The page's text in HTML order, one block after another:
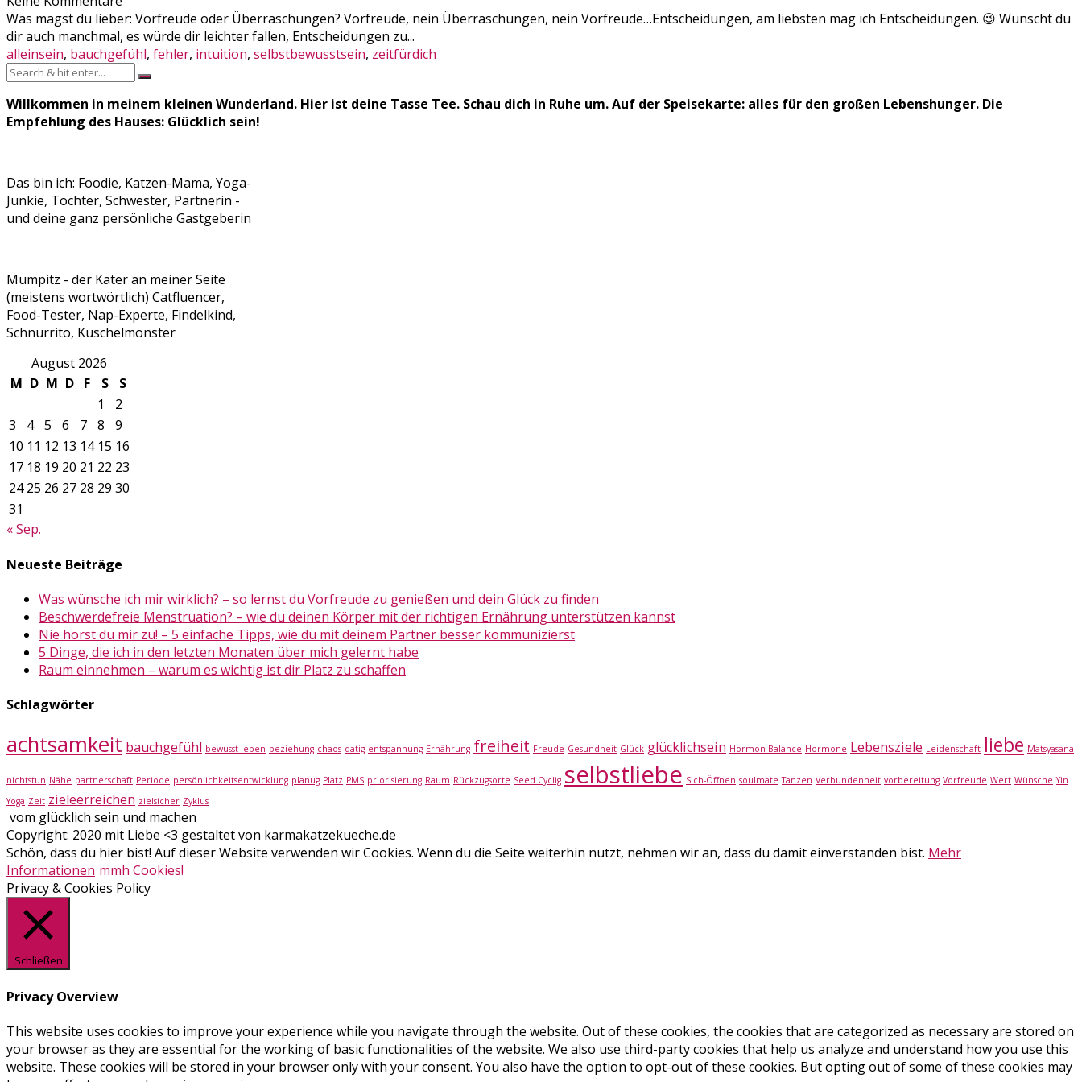
Was magst du lieber: Vorfreude oder Überraschungen? Vorfreude, nein Überraschungen, nein Vorfreude…Entscheidungen, am liebsten mag ich Entscheidungen. 😉 Wünscht du
dir auch manchmal, es würde dir leichter fallen, Entscheidungen zu...
alleinsein, bauchgefühl, fehler, intuition, selbstbewusstsein, zeitfürdich
Willkommen in meinem kleinen Wunderland. Hier ist deine Tasse Tee. Schau dich in Ruhe um. Auf der Speisekarte: alles für den großen Lebenshunger. Die
Empfehlung des Hauses: Glücklich sein!
Das bin ich: Foodie, Katzen-Mama, Yoga-
Junkie, Tochter, Schwester, Partnerin -
und deine ganz persönliche Gastgeberin
Mumpitz - der Kater an meiner Seite
(meistens wortwörtlich) Catfluencer,
Food-Tester, Nap-Experte, Findelkind,
Schnurrito, Kuschelmonster
August 2026
M D M D F S
S
1
2
3
4 5 6 7 8
9
10 11 12 13 14 15 16
17 18 19 20 21 22 23
24 25 26 27 28 29 30
31
« Sep.
Neueste Beiträge
Was wünsche ich mir wirklich? – so lernst du Vorfreude zu genießen und dein Glück zu finden
Beschwerdefreie Menstruation? – wie du deinen Körper mit der richtigen Ernährung unterstützen kannst
Nie hörst du mir zu! – 5 einfache Tipps, wie du mit deinem Partner besser kommunizierst
5 Dinge, die ich in den letzten Monaten über mich gelernt habe
Raum einnehmen – warum es wichtig ist dir Platz zu schaffen
Schlagwörter
achtsamkeit bauchgefühl bewusst leben beziehung chaos datig entspannung Ernährung freiheit Freude Gesundheit Glück glücklichsein Hormon Balance Hormone Lebensziele Leidenschaft liebe Matsyasana
nichtstun Nähe partnerschaft Periode persönlichkeitsentwicklung planug Platz PMS priorisierung Raum Rückzugsorte Seed Cyclig selbstliebe Sich-Öffnen soulmate Tanzen Verbundenheit vorbereitung Vorfreude Wert Wünsche Yin
Yoga Zeit zieleerreichen zielsicher Zyklus
vom glücklich sein und machen
Copyright: 2020 mit Liebe <3 gestaltet von karmakatzekueche.de
Schön, dass du hier bist! Auf dieser Website verwenden wir Cookies. Wenn du die Seite weiterhin nutzt, nehmen wir an, dass du damit einverstanden bist. Mehr
Informationen mmh Cookies!
Privacy & Cookies Policy
Schließen
Privacy Overview
This website uses cookies to improve your experience while you navigate through the website. Out of these cookies, the cookies that are categorized as necessary are stored on
your browser as they are essential for the working of basic functionalities of the website. We also use third-party cookies that help us analyze and understand how you use this
website. These cookies will be stored in your browser only with your consent. You also have the option to opt-out of these cookies. But opting out of some of these cookies may